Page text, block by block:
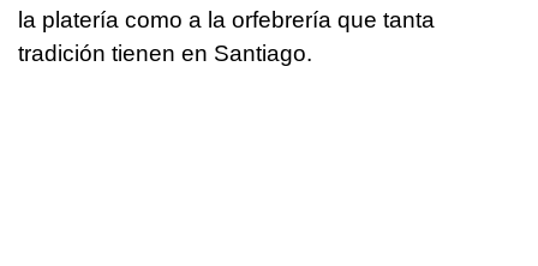
la platería como a la orfebrería que tanta
tradición tienen en Santiago.